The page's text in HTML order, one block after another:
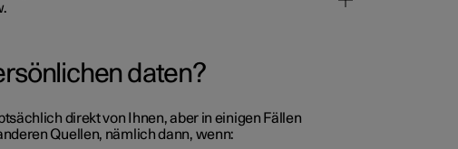
daten?
direkt von Ihnen, aber in einigen Fällen
Quellen, nämlich dann, wenn: